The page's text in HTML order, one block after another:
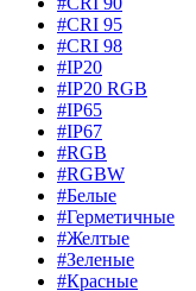
#CRI 95
#CRI 98
#IP20
#IP20 RGB
#IP65
#IP67
#RGB
#RGBW
#Белые
#Герметичные
#Желтые
#Зеленые
#Красные